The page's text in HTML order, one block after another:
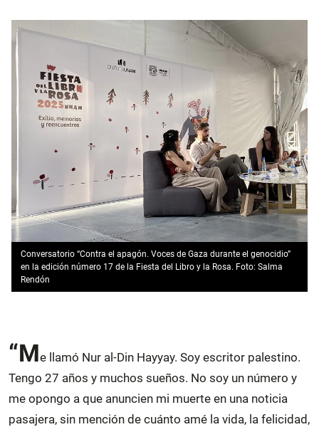
Conversatorio “Contra el apagón. Voces de Gaza durante el genocidio”
en la edición número 17 de la Fiesta del Libro y la Rosa. Foto: Salma
Rendón
“Me llamó Nur al-Din Hayyay. Soy escritor palestino.
Tengo 27 años y muchos sueños. No soy un número y
me opongo a que anuncien mi muerte en una noticia
pasajera, sin mención de cuánto amé la vida, la felicidad,